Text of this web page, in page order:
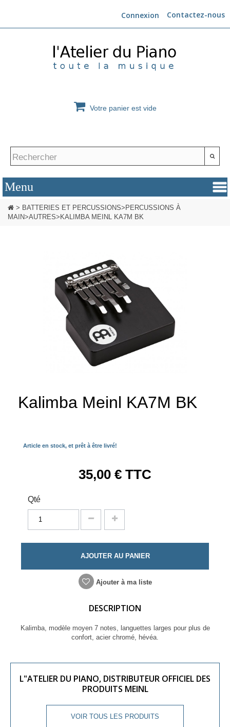
Contactez-nous
Connexion
Votre panier est vide
> BATTERIES ET PERCUSSIONS> PERCUSSIONS À
MAIN>AUTRES> KALIMBA MEINL KA7M BK
Kalimba Meinl KA7M BK
Article en stock, et prêt à être livré!
35,00 € TTC
Qté
AJOUTER AU PANIER
Ajouter à ma liste
DESCRIPTION
Kalimba, modèle moyen 7 notes, languettes larges pour plus de
confort, acier chromé, hévéa.
L"ATELIER DU PIANO, DISTRIBUTEUR OFFICIEL DES
PRODUITS MEINL
VOIR TOUS LES PRODUITS